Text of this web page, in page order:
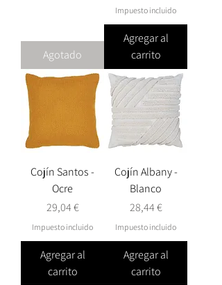
Agotado
Impuesto incluido
Agregar al
carrito
Cojín Santos -
Ocre
Precio
29,04 €
Impuesto incluido
Agregar al
carrito
Cojín Albany -
Blanco
Precio
28,44 €
Impuesto incluido
Agregar al
carrito